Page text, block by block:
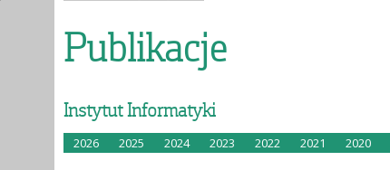
Publikacje
Instytut Informatyki
2026 2025 2024 2023 2022 2021 2020